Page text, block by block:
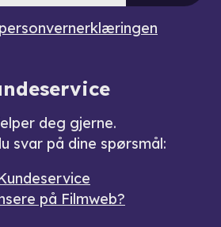
personvernerklæringen
deg gjerne.
svar på dine spørsmål:
på Filmweb?